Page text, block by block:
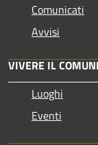
Comunicati
Avvisi
VIVERE IL
Luoghi
Eventi